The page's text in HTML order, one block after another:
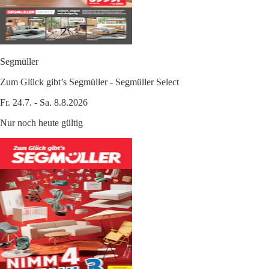
Segmüller
Zum Glück gibt’s Segmüller - Segmüller Select
Fr. 24.7. - Sa. 8.8.2026
Nur noch heute gültig